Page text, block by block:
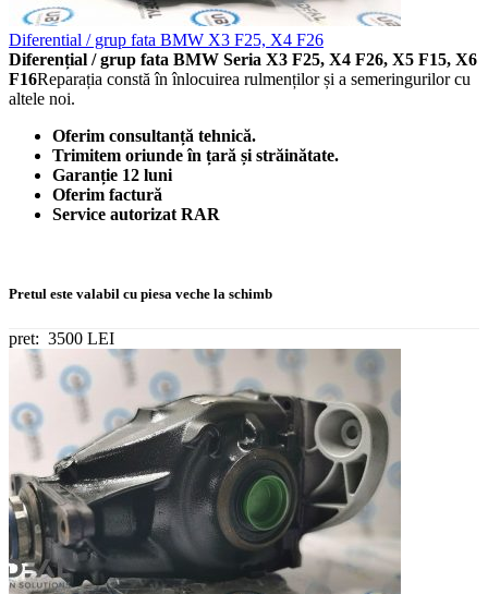
Diferential / grup fata BMW X3 F25, X4 F26
Diferențial / grup fata BMW Seria X3 F25, X4 F26, X5 F15, X6
F16Reparația constă în înlocuirea rulmenților și a semeringurilor cu
altele noi.
Oferim consultanță tehnică.
Trimitem oriunde în țară și străinătate.
Garanție 12 luni
Oferim factură
Service autorizat RAR
Pretul este valabil cu piesa veche la schimb
pret: 3500 LEI